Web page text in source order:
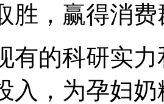
胜，赢得消
有的科研实
入，为孕妇